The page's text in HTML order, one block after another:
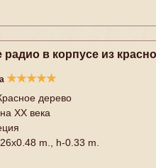
в корпусе из
★★★★★
дерево
XX векa
m., h-0.33 m.